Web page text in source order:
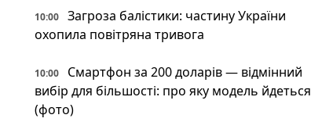
10:00
Загроза балістики: частину України
охопила повітряна тривога
10:00
Смартфон за 200 доларів — відмінний
вибір для більшості: про яку модель йдеться
(фото)